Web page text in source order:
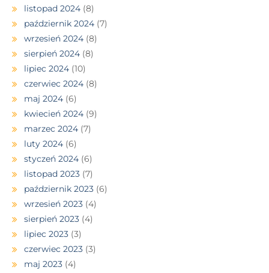
listopad 2024 (8)
październik 2024 (7)
wrzesień 2024 (8)
sierpień 2024 (8)
lipiec 2024 (10)
czerwiec 2024 (8)
maj 2024 (6)
kwiecień 2024 (9)
marzec 2024 (7)
luty 2024 (6)
styczeń 2024 (6)
listopad 2023 (7)
październik 2023 (6)
wrzesień 2023 (4)
sierpień 2023 (4)
lipiec 2023 (3)
czerwiec 2023 (3)
maj 2023 (4)